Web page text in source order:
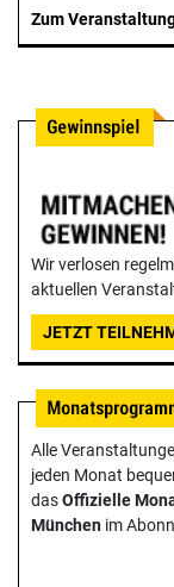
Zum
Wir verlosen
aktuellen
JETZT
Alle
jeden Monat
dasOffizielle
München im